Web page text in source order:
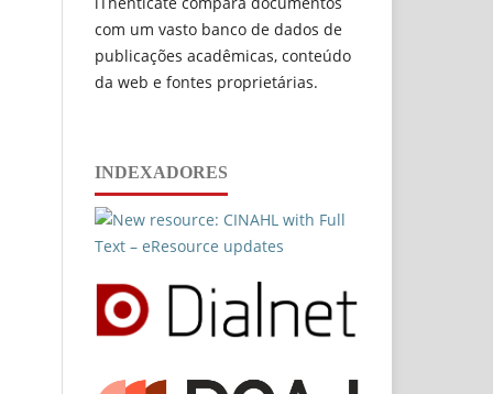
com um vasto banco de dados de
publicações acadêmicas, conteúdo
da web e fontes proprietárias.
INDEXADORES